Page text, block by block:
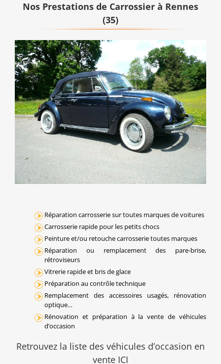
Nos Prestations de Carrossier à Rennes
(35)
Réparation carrosserie sur toutes marques de voitures
Carrosserie rapide pour les petits chocs
Peinture et/ou retouche carrosserie toutes marques
Réparation ou remplacement des pare-brise,
rétroviseurs
Vitrerie rapide et bris de glace
Préparation au contrôle technique
Remplacement des accessoires usagés, rénovation
optique…
Rénovation et préparation à la vente de véhicules
d’occasion
Retrouvez la liste des véhicules d’occasion en
vente ICI